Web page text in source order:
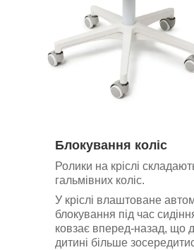
Блокування коліс
Ролики на кріслі
гальмівних коліс.
У кріслі влаштоване
блокування під час
ковзає вперед-назад, що
дитині більше